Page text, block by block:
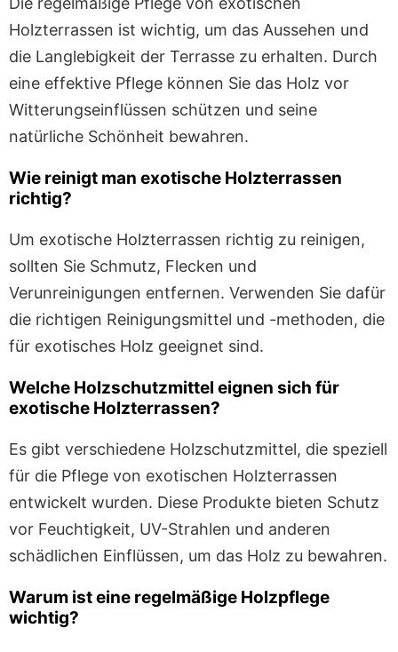
Holzterrassen ist wichtig, um das Aussehen und
die Langlebigkeit der Terrasse zu erhalten. Durch
eine effektive Pflege können Sie das Holz vor
Witterungseinflüssen schützen und seine
natürliche Schönheit bewahren.
Wie reinigt man exotische Holzterrassen
richtig?
Um exotische Holzterrassen richtig zu reinigen,
sollten Sie Schmutz, Flecken und
Verunreinigungen entfernen. Verwenden Sie dafür
die richtigen Reinigungsmittel und -methoden, die
für exotisches Holz geeignet sind.
Welche Holzschutzmittel eignen sich für
exotische Holzterrassen?
Es gibt verschiedene Holzschutzmittel, die speziell
für die Pflege von exotischen Holzterrassen
entwickelt wurden. Diese Produkte bieten Schutz
vor Feuchtigkeit, UV-Strahlen und anderen
schädlichen Einflüssen, um das Holz zu bewahren.
Warum ist eine regelmäßige Holzpflege
wichtig?